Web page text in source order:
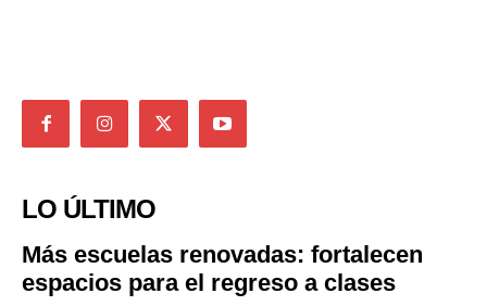
LO ÚLTIMO
Más escuelas renovadas: fortalecen
espacios para el regreso a clases